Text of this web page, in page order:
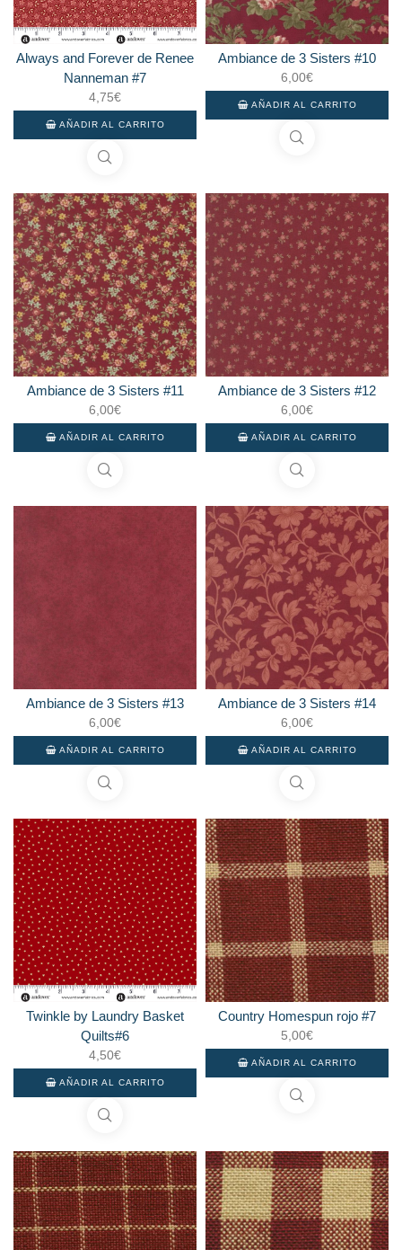
Always and Forever de Renee
Nanneman #7
4,75€
AÑADIR AL CARRITO
Ambiance de 3 Sisters #10
6,00€
AÑADIR AL CARRITO
Ambiance de 3 Sisters #11
6,00€
AÑADIR AL CARRITO
Ambiance de 3 Sisters #12
6,00€
AÑADIR AL CARRITO
Ambiance de 3 Sisters #13
6,00€
AÑADIR AL CARRITO
Ambiance de 3 Sisters #14
6,00€
AÑADIR AL CARRITO
Twinkle by Laundry Basket
Quilts#6
4,50€
AÑADIR AL CARRITO
Country Homespun rojo #7
5,00€
AÑADIR AL CARRITO